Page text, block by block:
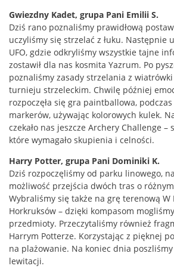
Gwiezdny Kadet, grupa Pani Emilii S.
Dziś rano poznaliśmy prawidłową
uczyliśmy się strzelać z łuku. Następnie
UFO, gdzie odkryliśmy wszystkie tajne
zostawił dla nas kosmita Yazrum. Po
poznaliśmy zasady strzelania z
turnieju strzeleckim. Chwilę później
rozpoczęła się gra paintballowa,
markerów, używając kolorowych kulek.
czekało nas jeszcze Archery Challenge –
które wymagało skupienia i celności.
Harry Potter, grupa Pani Dominiki K.
Dziś rozpoczęliśmy od parku linowego,
możliwość przejścia dwóch tras o
Wybraliśmy się także na grę terenową W
Horkruksów – dzięki kompasom
przedmioty. Przeczytaliśmy również
Harrym Potterze. Korzystając z pięknej
na plażowanie. Na koniec dnia
lewitacji.